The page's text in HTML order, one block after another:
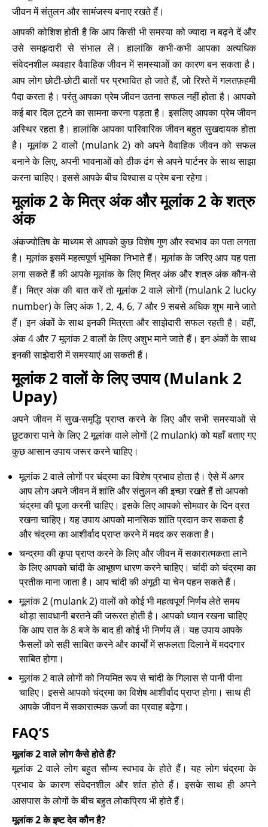
जीवन में संतुलन और सामंजस्य बनाए रखते हैं।
आपकी कोशिश होती है कि आप किसी भी समस्या को ज्यादा न बढ़ने दें और
उसे समझदारी से संभाल लें। हालांकि कभी-कभी आपका अत्यधिक
संवेदनशील व्यवहार वैवाहिक जीवन में समस्याओं का कारण बन सकता है।
आप लोग छोटी-छोटी बातों पर प्रभावित हो जाते हैं, जो रिश्ते में गलतफ़हमी
पैदा करता है। परंतु आपका प्रेम जीवन उतना सफल नहीं होता है। आपको
कई बार दिल टूटने का सामना करना पड़ता है। इसलिए आपका प्रेम जीवन
अस्थिर रहता है। हालांकि आपका पारिवारिक जीवन बहुत सुखदायक होता
है। मूलांक 2 वालों (mulank 2) को अपने वैवाहिक जीवन को सफल
बनाने के लिए, अपनी भावनाओं को ठीक ढंग से अपने पार्टनर के साथ साझा
करना चाहिए। इससे आपके बीच विश्वास व प्रेम बना रहेगा।
मूलांक 2 के मित्र अंक और मूलांक 2 के शत्रु
अंक
अंकज्योतिष के माध्यम से आपको कुछ विशेष गुण और स्वभाव का पता लगता
है। मूलांक इसमें महत्वपूर्ण भूमिका निभाते हैं। मूलांक के जरिए आप यह पता
लगा सकते हैं की आपके मूलांक के लिए मित्र अंक और शत्रु अंक कौन-से
हैं। मित्र अंक की बात करें तो मूलांक 2 वाले लोगों (mulank 2 lucky
number) के लिए अंक 1, 2, 4, 6, 7 और 9 सबसे अधिक शुभ माने जाते
हैं। इन अंकों के साथ इनकी मित्रता और साझेदारी सफल रहती है। वहीं,
अंक 4 और 7 मूलांक 2 वालों के लिए अशुभ माने जाते हैं। इन अंकों के साथ
इनकी साझेदारी में समस्याएं आ सकती हैं।
मूलांक 2 वालों के लिए उपाय (Mulank 2
Upay)
अपने जीवन में सुख-समृद्धि प्राप्त करने के लिए और सभी समस्याओं से
छुटकारा पाने के लिए 2 मूलांक वाले लोगों (2 mulank) को यहाँ बताए गए
कुछ आसान उपाय जरूर करने चाहिए।
मूलांक 2 वाले लोगों पर चंद्रमा का विशेष प्रभाव होता है। ऐसे में अगर
आप लोग अपने जीवन में शांति और संतुलन की इच्छा रखते हैं तो आपको
चंद्रमा की पूजा करनी चाहिए। इसके लिए आपको सोमवार के दिन व्रत
रखना चाहिए। यह उपाय आपको मानसिक शांति प्रदान कर सकता है
और चंद्रमा का आशीर्वाद प्राप्त करने में मदद कर सकता है।
चन्द्रमा की कृपा प्राप्त करने के लिए और जीवन में सकारात्मकता लाने
के लिए आपको चांदी के आभूषण धारण करने चाहिए। चांदी को चंद्रमा का
प्रतीक माना जाता है। आप चांदी की अंगूठी या चेन पहन सकते हैं।
मूलांक 2 (mulank 2) वालों को कोई भी महत्वपूर्ण निर्णय लेते समय
थोड़ा सावधानी बरतने की जरूरत होती है। आपको ध्यान रखना चाहिए
कि आप रात के 8 बजे के बाद ही कोई भी निर्णय लें। यह उपाय आपके
फैसलों को सही साबित करने और कार्यों में सफलता दिलाने में मददगार
साबित होगा।
मूलांक 2 वाले लोगों को नियमित रूप से चांदी के गिलास से पानी पीना
चाहिए। इससे आपको चंद्रमा का विशेष आशीर्वाद प्राप्त होगा। साथ ही
आपके जीवन में सकारात्मक ऊर्जा का प्रवाह बढ़ेगा।
FAQ’S
मूलांक 2 वाले लोग कैसे होते हैं?
मूलांक 2 वाले लोग बहुत सौम्य स्वभाव के होते हैं। यह लोग चंद्रमा के
प्रभाव के कारण संवेदनशील और शांत होते हैं। इसके साथ ही अपने
आसपास के लोगों के बीच बहुत लोकप्रिय भी होते हैं।
मूलांक 2 के इष्ट देव कौन है?